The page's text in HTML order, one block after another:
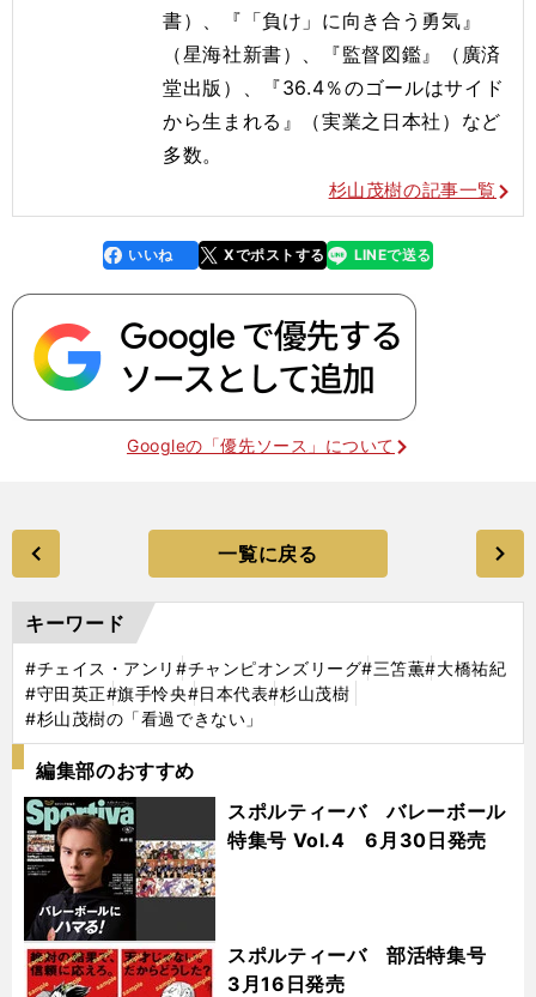
書）、『「負け」に向き合う勇気』
（星海社新書）、『監督図鑑』（廣済
堂出版）、『36.4％のゴールはサイド
から生まれる』（実業之日本社）など
多数。
杉山茂樹の記事一覧
faceboo
k
いいね Xでポストする
line LINEで送る
Googleの「優先ソース」について
一覧に戻る
キーワード
#チェイス・アンリ#チャンピオンズリーグ#三笘薫#大橋祐紀
#守田英正#旗手怜央#日本代表#杉山茂樹
#杉山茂樹の「看過できない」
編集部のおすすめ
スポルティーバ バレーボール
特集号 Vol.4 6月30日発売
スポルティーバ 部活特集号
3月16日発売